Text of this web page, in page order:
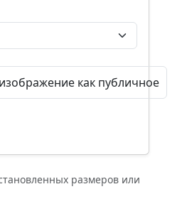
как публичное
размеров или